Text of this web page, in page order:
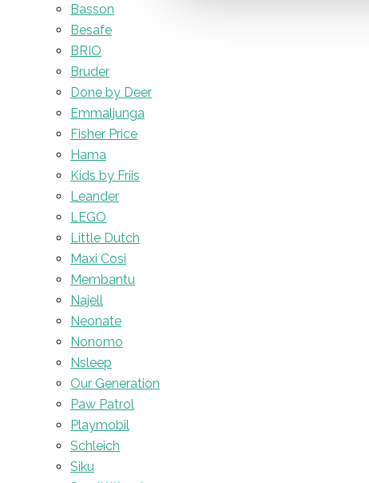
Basson
Besafe
BRIO
Bruder
Done by Deer
Emmaljunga
Fisher Price
Hama
Kids by Friis
Leander
LEGO
Little Dutch
Maxi Cosi
Membantu
Najell
Neonate
Nonomo
Nsleep
Our Generation
Paw Patrol
Playmobil
Schleich
Siku